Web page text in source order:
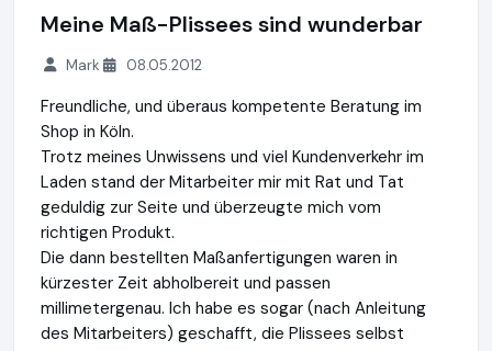
Meine Maß-Plissees sind wunderbar
Mark 08.05.2012
Freundliche, und überaus kompetente Beratung im
Shop in Köln.
Trotz meines Unwissens und viel Kundenverkehr im
Laden stand der Mitarbeiter mir mit Rat und Tat
geduldig zur Seite und überzeugte mich vom
richtigen Produkt.
Die dann bestellten Maßanfertigungen waren in
kürzester Zeit abholbereit und passen
millimetergenau. Ich habe es sogar (nach Anleitung
des Mitarbeiters) geschafft, die Plissees selbst